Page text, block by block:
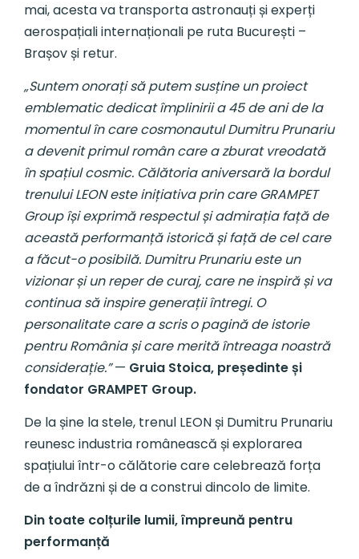
mai, acesta va transporta astronauți și experți
aerospațiali internaționali pe ruta București –
Brașov și retur.
„Suntem onorați să putem susține un proiect
emblematic dedicat împlinirii a 45 de ani de la
momentul în care cosmonautul Dumitru Prunariu
a devenit primul român care a zburat vreodată
în spațiul cosmic. Călătoria aniversară la bordul
trenului LEON este inițiativa prin care GRAMPET
Group își exprimă respectul și admirația față de
această performanță istorică și față de cel care
a făcut-o posibilă. Dumitru Prunariu este un
vizionar și un reper de curaj, care ne inspiră și va
continua să inspire generații întregi. O
personalitate care a scris o pagină de istorie
pentru România și care merită întreaga noastră
considerație.”— Gruia Stoica, președinte și
fondator GRAMPET Group.
De la șine la stele, trenul LEON și Dumitru Prunariu
reunesc industria românească și explorarea
spațiului într-o călătorie care celebrează forța
de a îndrăzni și de a construi dincolo de limite.
Din toate colțurile lumii, împreună pentru
performanță